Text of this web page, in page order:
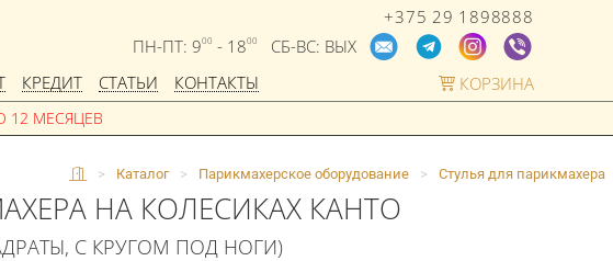
+375 29 1898888
ПН-ПТ: 900 - 1800
СБ-ВС: ВЫХ
КРЕДИТ СТАТЬИ КОНТАКТЫ КОРЗИНА
> Каталог > Парикмахерское оборудование > Стулья для парикмахера
НА КОЛЕСИКАХ КАНТО
С КРУГОМ ПОД НОГИ)